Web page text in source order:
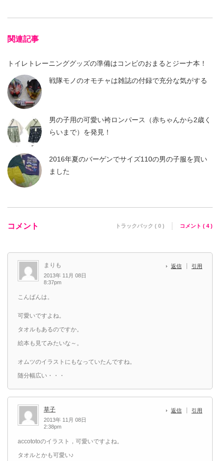
関連記事
トイレトレーニンググッズの準備はコンビのおまるとジーナ本！
戦隊モノのオモチャは雑誌の付録で充分な気がする
男の子用の可愛い袴ロンパース（赤ちゃんから2歳く
らいまで）を発見！
2016年夏のバーゲンでサイズ110の男の子服を買い
ました
コメント トラックバック ( 0 ) コメント ( 4 )
まりも
2013年 11月 08日
8:37pm
返信 引用
こんばんは。
可愛いですよね。
タオルもあるのですか。
絵本も見てみたいな～。
オムツのイラストにもなっていたんですね。
随分幅広い・・・
草子
2013年 11月 08日
2:38pm
返信 引用
accototoのイラスト，可愛いですよね。
タオルとかも可愛い♪